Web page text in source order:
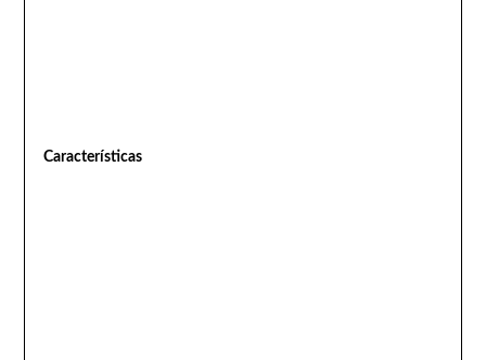
Características